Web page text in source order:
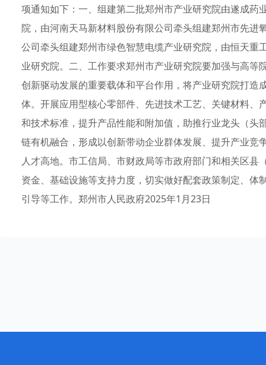
项通知如下：一、组建第二批郑州市产业研究院由遂成
院，由河南天马新材料股份有限公司牵头组建郑州市先
公司牵头组建郑州市绿色智慧电缆产业研究院，由恒天
业研究院。二、工作要求郑州市产业研究院要加强与高
创新驱动发展的重要载体和平台作用，将产业研究院打
体。开展应用型核心零部件、先进技术工艺、关键材料
和技术标准，提升产品性能和附加值，助推行业龙头（
链有机融合，形成以创新带动企业群体发展、提升产业
人才高地。市工信局、市财政局等市政府部门和相关区
资金、基础设施等支持力度，切实做好配套政策制定、
引导等工作。郑州市人民政府2025年1月23日